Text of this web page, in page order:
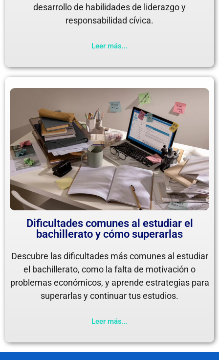
desarrollo de habilidades de liderazgo y
responsabilidad cívica.
Leer más...
Dificultades comunes al estudiar el
bachillerato y cómo superarlas
Descubre las dificultades más comunes al estudiar
el bachillerato, como la falta de motivación o
problemas económicos, y aprende estrategias para
superarlas y continuar tus estudios.
Leer más...